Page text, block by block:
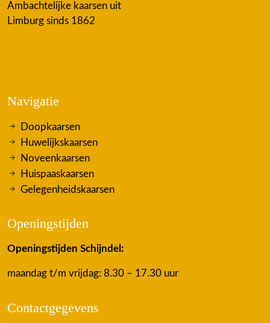
Ambachtelijke kaarsen uit
Limburg sinds 1862
Navigatie
Doopkaarsen
Huwelijkskaarsen
Noveenkaarsen
Huispaaskaarsen
Gelegenheidskaarsen
Openingstijden
Openingstijden Schijndel:
maandag t/m vrijdag: 8.30 – 17.30 uur
Contactgegevens